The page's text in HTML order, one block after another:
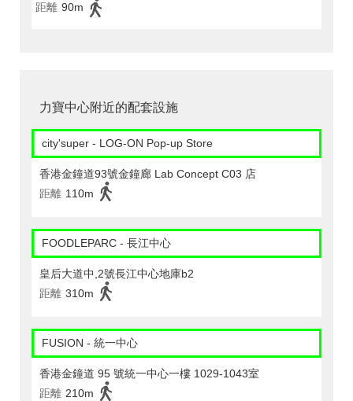
距離 90m
力寶中心附近的配套設施
city'super - LOG-ON Pop-up Store
香港金鐘道93號金鐘廊 Lab Concept C03 店
距離 110m
FOODLEPARC - 長江中心
皇后大道中,2號長江中心地庫b2
距離 310m
FUSION - 統一中心
香港金鐘道 95 號統一中心一樓 1029-1043室
距離 210m